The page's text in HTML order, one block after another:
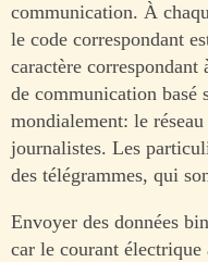
communication. À
le code correspondant
caractère correspondant
de communication basé
mondialement: le
journalistes. Les
des télégrammes, qui
Envoyer des données
car le courant électrique